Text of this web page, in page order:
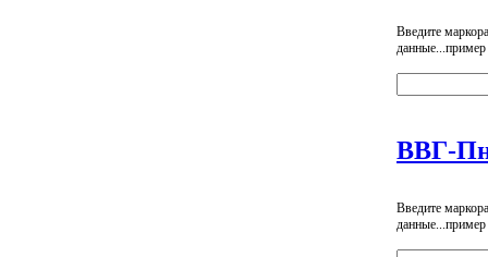
Введите
ВВГ-
Введите